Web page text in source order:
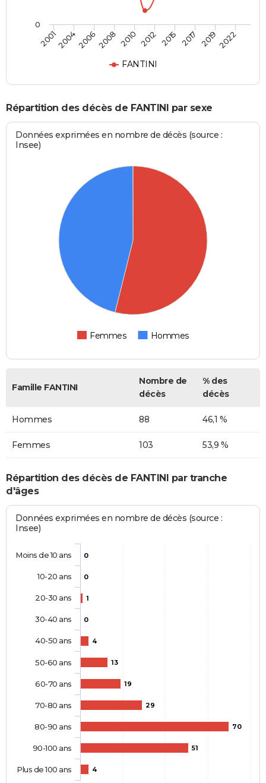
FANTINI
2001200420062008 2010 2012 2015 2017 20192022
0
Répartition des décès de FANTINI par sexe
Données exprimées en nombre de décès (source :
Insee)
Femmes Hommes
Famille FANTINI
Nombre de
décès
% des
décès
Hommes 88 46,1 %
Femmes 103 53,9 %
Répartition des décès de FANTINI par tranche
d'âges
Données exprimées en nombre de décès (source :
Insee)
0
0
1
0
4
13
19
29
70
51
4
Moins de 10 ans
10-20 ans
20-30 ans
30-40 ans
40-50 ans
50-60 ans
60-70 ans
70-80 ans
80-90 ans
90-100 ans
Plus de 100 ans